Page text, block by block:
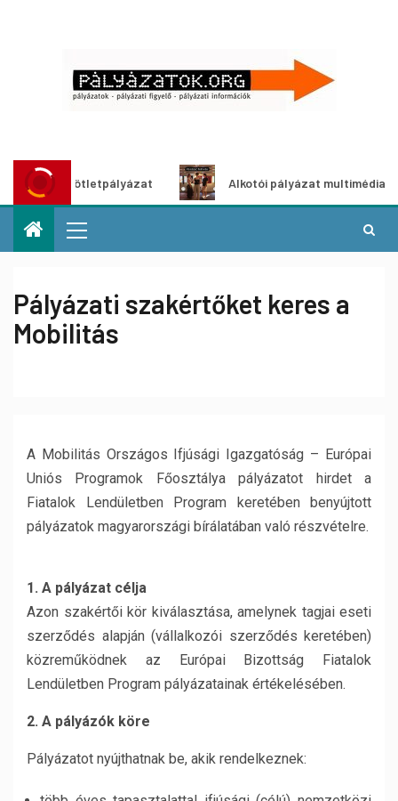
ötletpályázat Alkotói pályázat multimédia-
Pályázati szakértőket keres a
Mobilitás
A Mobilitás Országos Ifjúsági Igazgatóság – Európai
Uniós Programok Főosztálya pályázatot hirdet a
Fiatalok Lendületben Program keretében benyújtott
pályázatok magyarországi bírálatában való részvételre.
1. A pályázat célja
Azon szakértői kör kiválasztása, amelynek tagjai eseti
szerződés alapján (vállalkozói szerződés keretében)
közreműködnek az Európai Bizottság Fiatalok
Lendületben Program pályázatainak értékelésében.
2. A pályázók köre
Pályázatot nyújthatnak be, akik rendelkeznek: